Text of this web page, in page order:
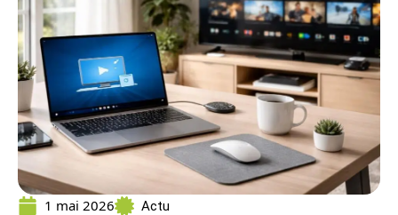
1 mai 2026 Actu